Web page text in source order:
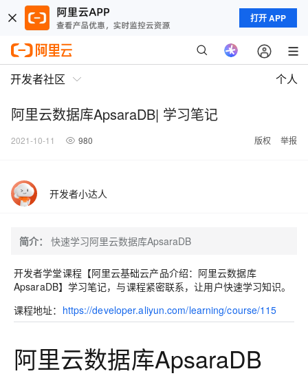
打开 APP
开发者社区 个人
阿里云数据库ApsaraDB| 学习笔记
2021-10-11 980 版权 举报
开发者小达人
简介： 快速学习阿里云数据库ApsaraDB
开发者学堂课程【阿里云基础云产品介绍： 阿里云数据库
ApsaraDB】学习笔记，与课程紧密联系，让用户快速学习知识。
课程地址： https://developer.aliyun.com/learning/course/115
阿里云数据库ApsaraDB